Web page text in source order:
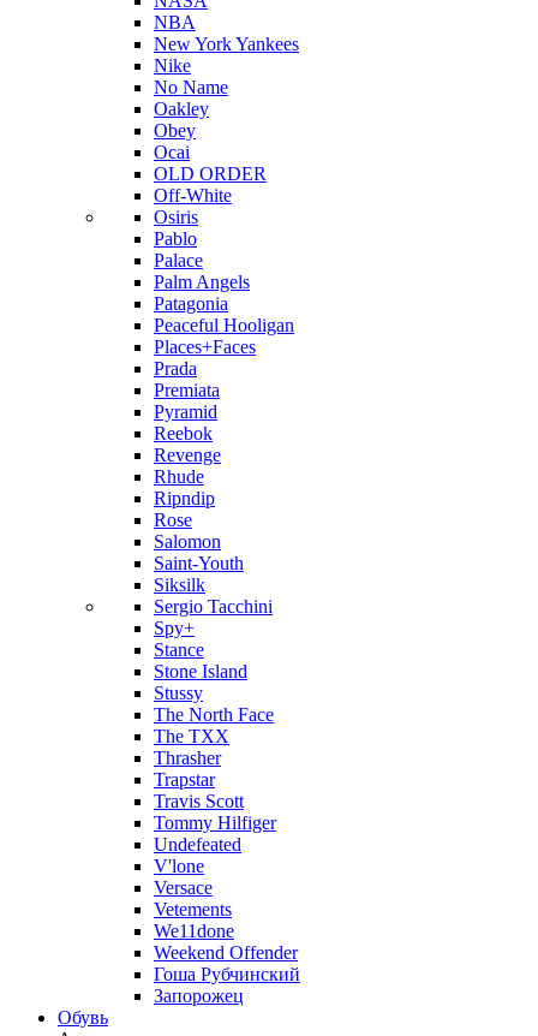
NBA
New York Yankees
Nike
No Name
Oakley
Obey
Ocai
OLD ORDER
Off-White
Osiris
Pablo
Palace
Palm Angels
Patagonia
Peaceful Hooligan
Places+Faces
Prada
Premiata
Pyramid
Reebok
Revenge
Rhude
Ripndip
Rose
Salomon
Saint-Youth
Siksilk
Sergio Tacchini
Spy+
Stance
Stone Island
Stussy
The North Face
The TXX
Thrasher
Trapstar
Travis Scott
Tommy Hilfiger
Undefeated
V'lone
Versace
Vetements
We11done
Weekend Offender
Гоша Рубчинский
Запорожец
Обувь